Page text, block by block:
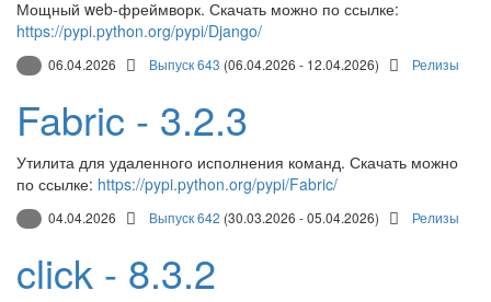
Мощный web-фреймворк. Скачать можно по ссылке:
https://pypi.python.org/pypi/Django/
06.04.2026 Выпуск 643 (06.04.2026 - 12.04.2026) Релизы
Fabric - 3.2.3
Утилита для удаленного исполнения команд. Скачать можно
по ссылке: https://pypi.python.org/pypi/Fabric/
04.04.2026 Выпуск 642 (30.03.2026 - 05.04.2026) Релизы
click - 8.3.2